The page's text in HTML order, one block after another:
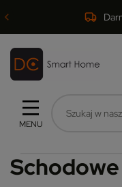
MENU
Schodowe